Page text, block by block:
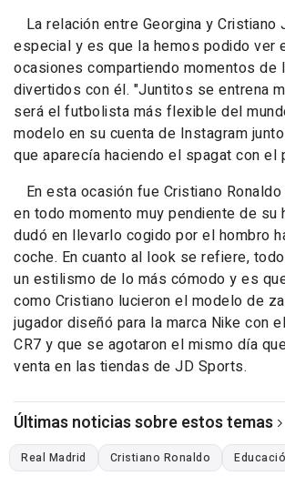
La relación entre Georgina y Cristiano
especial y es que la hemos podido ver
ocasiones compartiendo momentos de
divertidos con él. "Juntitos se entrena
será el futbolista más flexible del
modelo en su cuenta de Instagram
que aparecía haciendo el spagat con el
En esta ocasión fue Cristiano
en todo momento muy pendiente de su
dudó en llevarlo cogido por el hombro
coche. En cuanto al look se refiere,
un estilismo de lo más cómodo y es
como Cristiano lucieron el modelo de
jugador diseñó para la marca Nike con
CR7 y que se agotaron el mismo día
venta en las tiendas de JD Sports.
Últimas noticias sobre estos temas
Real Madrid Cristiano Ronaldo